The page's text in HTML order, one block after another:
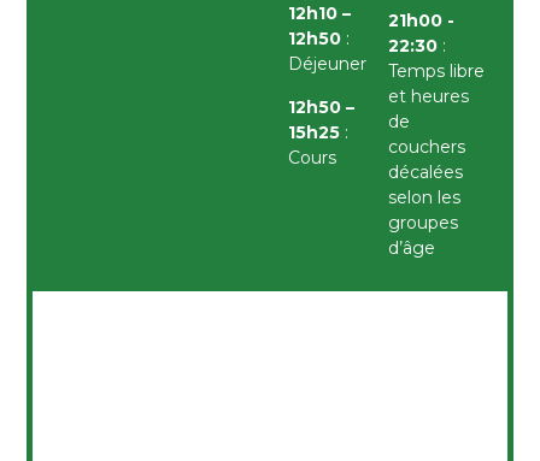
12h10 –
12h50:
Déjeuner
12h50 –
15h25:
Cours
21h00 -
22:30 :
Temps libre
et heures
de
couchers
décalées
selon les
groupes
d’âge